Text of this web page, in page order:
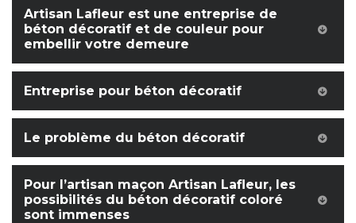
Artisan Lafleur est une entreprise de
béton décoratif et de couleur pour
embellir votre demeure
Entreprise pour béton décoratif
Le problème du béton décoratif
Pour l’artisan maçon Artisan Lafleur, les
possibilités du béton décoratif coloré
sont immenses